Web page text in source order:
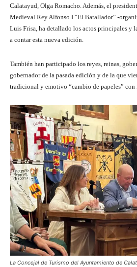
Calatayud, Olga Romacho. Además, el
Medieval Rey Alfonso I “El Batallador” -
Luis Frisa, ha detallado los actos principales y
a contar esta nueva edición.
También han participado los reyes, reinas,
gobernador de la pasada edición y de la que
tradicional y emotivo “cambio de papeles”
La Concejal de Turismo del Ayuntamiento de